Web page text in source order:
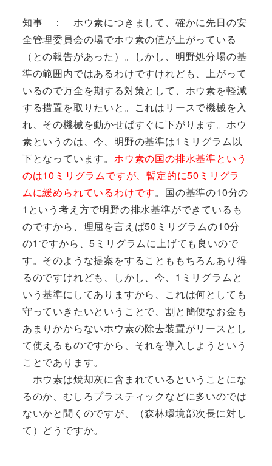
知事 ： ホウ素につきまして、確かに先日の安
全管理委員会の場でホウ素の値が上がっている
（との報告があった）。しかし、明野処分場の基
準の範囲内ではあるわけですけれども、上がって
いるので万全を期する対策として、ホウ素を軽減
する措置を取りたいと。これはリースで機械を入
れ、その機械を動かせばすぐに下がります。ホウ
素というのは、今、明野の基準は1ミリグラム以
下となっています。 ホウ素の国の排水基準という
のは10ミリグラムですが、暫定的に50ミリグラ
ムに緩められているわけです。国の基準の10分の
1という考え方で明野の排水基準ができているも
のですから、理屈を言えば50ミリグラムの10分
の1ですから、5ミリグラムに上げても良いので
す。そのような提案をすることももちろんあり得
るのですけれども、しかし、今、1ミリグラムと
いう基準にしてありますから、これは何としても
守っていきたいということで、割と簡便なお金も
あまりかからないホウ素の除去装置がリースとし
て使えるものですから、それを導入しようという
ことであります。
ホウ素は焼却灰に含まれているということにな
るのか、むしろプラスティックなどに多いのでは
ないかと聞くのですが、（森林環境部次長に対し
て）どうですか。